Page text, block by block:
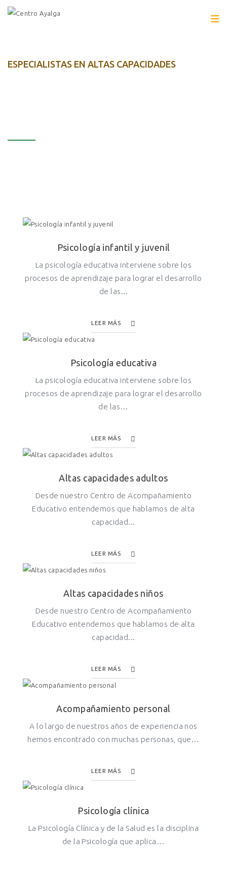
ESPECIALISTAS EN ALTAS CAPACIDADES
Psicología infantil y juvenil
La psicología educativa interviene sobre los
procesos de aprendizaje para lograr el desarrollo
de las...
LEER MÁS
Psicología educativa
La psicología educativa interviene sobre los
procesos de aprendizaje para lograr el desarrollo
de las…
LEER MÁS
Altas capacidades adultos
Desde nuestro Centro de Acompañamiento
Educativo entendemos que hablamos de alta
capacidad...
LEER MÁS
Altas capacidades niños
Desde nuestro Centro de Acompañamiento
Educativo entendemos que hablamos de alta
capacidad...
LEER MÁS
Acompañamiento personal
A lo largo de nuestros años de experiencia nos
hemos encontrado con muchas personas, que…
LEER MÁS
Psicología clínica
La Psicología Clínica y de la Salud es la disciplina
de la Psicología que aplica…